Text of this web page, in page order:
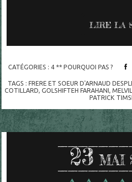
LIRE LA
CATÉGORIES : 4 ** POURQUOI PAS ?
TAGS : FRERE ET SOEUR D'ARNAUD
COTILLARD,GOLSHIFTEH FARAHANI,
PATRICK
23 MAI